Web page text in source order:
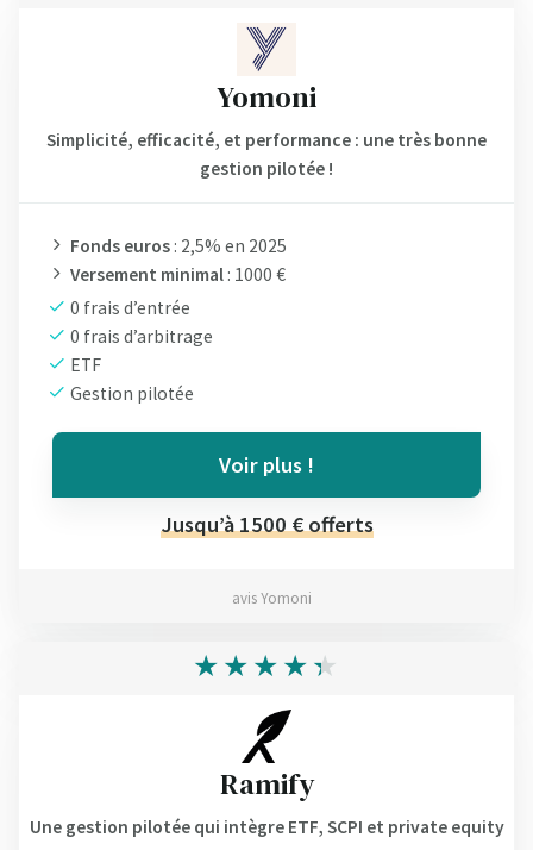
Yomoni
Simplicité, efficacité, et performance : une très bonne
gestion pilotée !
Fonds euros : 2,5% en 2025
Versement minimal : 1000 €
0 frais d’entrée
0 frais d’arbitrage
ETF
Gestion pilotée
Voir plus !
Jusqu’à 1500 € offerts
avis Yomoni
Ramify
Une gestion pilotée qui intègre ETF, SCPI et private equity